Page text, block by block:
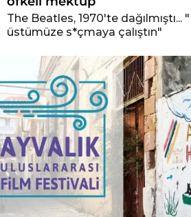
The Beatles, 1970'te
üstümüze s*çmaya çalıştın"